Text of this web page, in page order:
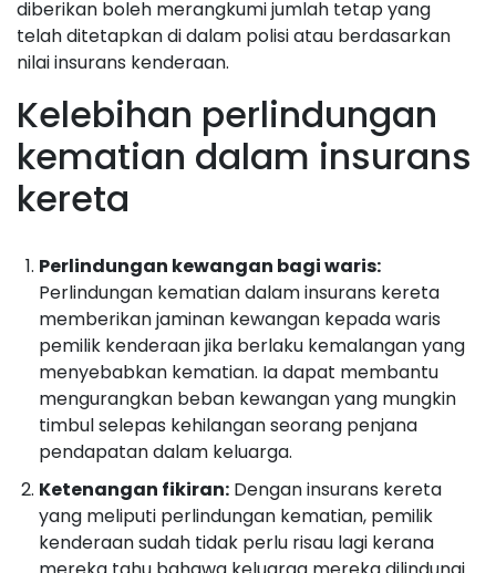
diberikan boleh merangkumi jumlah tetap yang
telah ditetapkan di dalam polisi atau berdasarkan
nilai insurans kenderaan.
Kelebihan perlindungan
kematian dalam insurans
kereta
Perlindungan kewangan bagi waris:
Perlindungan kematian dalam insurans kereta
memberikan jaminan kewangan kepada waris
pemilik kenderaan jika berlaku kemalangan yang
menyebabkan kematian. Ia dapat membantu
mengurangkan beban kewangan yang mungkin
timbul selepas kehilangan seorang penjana
pendapatan dalam keluarga.
Ketenangan fikiran: Dengan insurans kereta
yang meliputi perlindungan kematian, pemilik
kenderaan sudah tidak perlu risau lagi kerana